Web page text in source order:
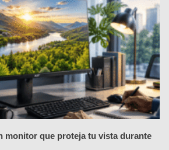
monitor que proteja tu vista durante